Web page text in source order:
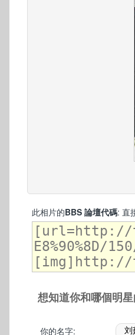
此相片的BBS 論壇代碼: 直
想知道你和哪個明
你的名字: